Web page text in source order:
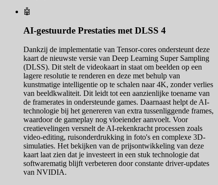
🤖
AI-gestuurde Prestaties met DLSS 4
Dankzij de implementatie van Tensor-cores ondersteunt deze
kaart de nieuwste versie van Deep Learning Super Sampling
(DLSS). Dit stelt de videokaart in staat om beelden op een
lagere resolutie te renderen en deze met behulp van
kunstmatige intelligentie op te schalen naar 4K, zonder verlies
van beeldkwaliteit. Dit leidt tot een aanzienlijke toename van
de framerates in ondersteunde games. Daarnaast helpt de AI-
technologie bij het genereren van extra tussenliggende frames,
waardoor de gameplay nog vloeiender aanvoelt. Voor
creatievelingen versnelt de AI-rekenkracht processen zoals
video-editing, ruisonderdrukking in foto's en complexe 3D-
simulaties. Het bekijken van de prijsontwikkeling van deze
kaart laat zien dat je investeert in een stuk technologie dat
softwarematig blijft verbeteren door constante driver-updates
van NVIDIA.